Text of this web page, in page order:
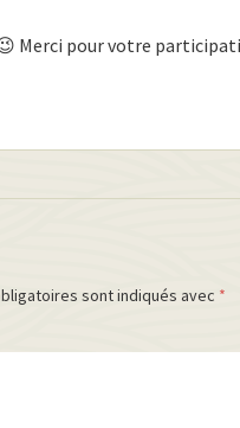
Merci pour votre
sont indiqués avec *